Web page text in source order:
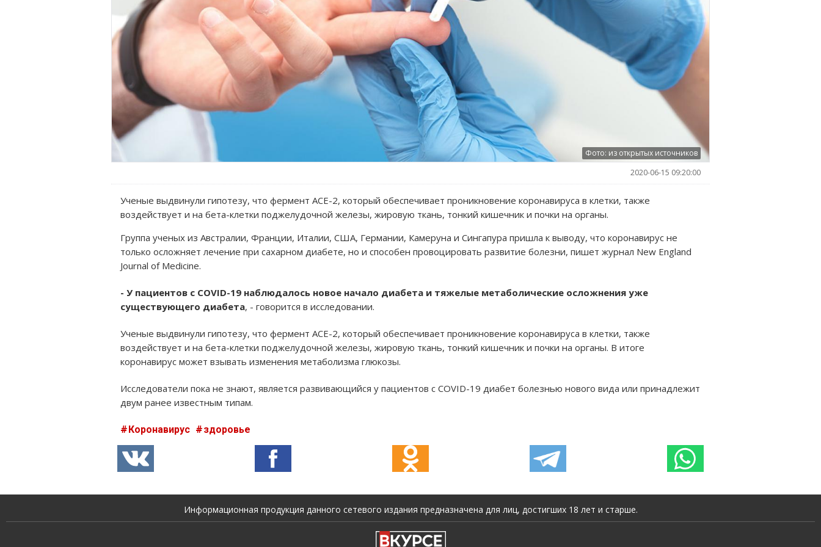
Фото: из открытых источников
2020-06-15 09:20:00
Ученые выдвинули гипотезу, что фермент ACE-2, который обеспечивает проникновение коронавируса в клетки, также
воздействует и на бета-клетки поджелудочной железы, жировую ткань, тонкий кишечник и почки на органы.
Группа ученых из Австралии, Франции, Италии, США, Германии, Камеруна и Сингапура пришла к выводу, что коронавирус не
только осложняет лечение при сахарном диабете, но и способен провоцировать развитие болезни, пишет журнал New England
Journal of Medicine.
- У пациентов с COVID-19 наблюдалось новое начало диабета и тяжелые метаболические осложнения уже
существующего диабета, - говорится в исследовании.
Ученые выдвинули гипотезу, что фермент ACE-2, который обеспечивает проникновение коронавируса в клетки, также
воздействует и на бета-клетки поджелудочной железы, жировую ткань, тонкий кишечник и почки на органы. В итоге
коронавирус может взывать изменения метаболизма глюкозы.
Исследователи пока не знают, является развивающийся у пациентов с COVID-19 диабет болезнью нового вида или принадлежит
двум ранее известным типам.
Коронавирус здоровье
Информационная продукция данного сетевого издания предназначена для лиц, достигших 18 лет и старше.